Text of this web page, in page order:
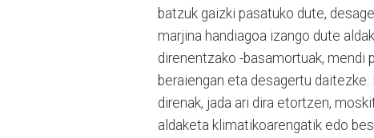
batzuk gaizki pasatuko dute,
marjina handiagoa izango dute
direnentzako -basamortuak, mendi
beraiengan eta desagertu
direnak, jada ari dira etortzen,
aldaketa klimatikoarengatik edo